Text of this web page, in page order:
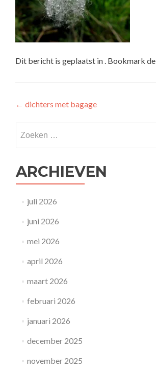
Dit bericht is geplaatst in . Bookmark de
Bericht
navigatie
← dichters met bagage
naar:
ARCHIEVEN
juli 2026
juni 2026
mei 2026
april 2026
maart 2026
februari 2026
januari 2026
december 2025
november 2025